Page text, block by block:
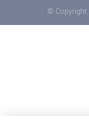
© Copyright: